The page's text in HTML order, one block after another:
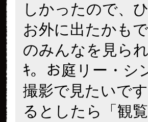
しかったので、
お外に出たかも
のみんなを見ら
ｷ。お庭リー・シ
撮影で見たいで
るとしたら「観